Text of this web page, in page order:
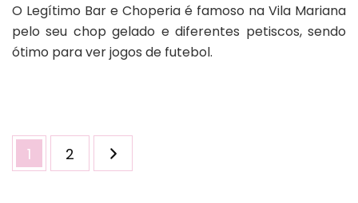
Bar
e
Choperia,
feijoada
O Legítimo Bar e Choperia é famoso na Vila Mariana
pelo seu chop gelado e diferentes petiscos, sendo
ótimo para ver jogos de futebol.
Paginação
dePágina
1 Página
2